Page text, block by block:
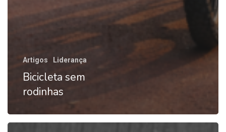
Artigos Liderança
Bicicleta sem
rodinhas